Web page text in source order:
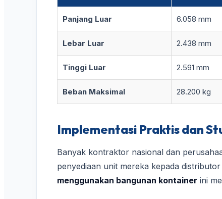
Panjang Luar 6.058 mm
Lebar Luar 2.438 mm
Tinggi Luar 2.591 mm
Beban Maksimal 28.200 kg
Implementasi Praktis dan
Banyak kontraktor nasional dan
penyediaan unit mereka kepada
menggunakan bangunan kontainer ini